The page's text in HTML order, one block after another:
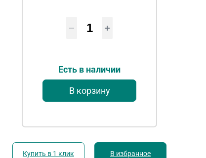
Есть в наличии
В корзину
Купить в 1 клик В избранное